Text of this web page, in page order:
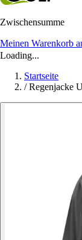
Zwischensumme
Meinen Warenkorb
Loading...
Startseite
/ Regenjacke